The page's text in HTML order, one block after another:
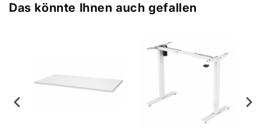
Das könnte Ihnen auch gefallen